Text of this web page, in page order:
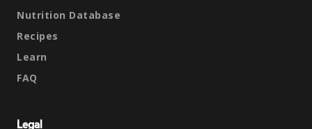
Nutrition Database
Recipes
Learn
FAQ
Legal